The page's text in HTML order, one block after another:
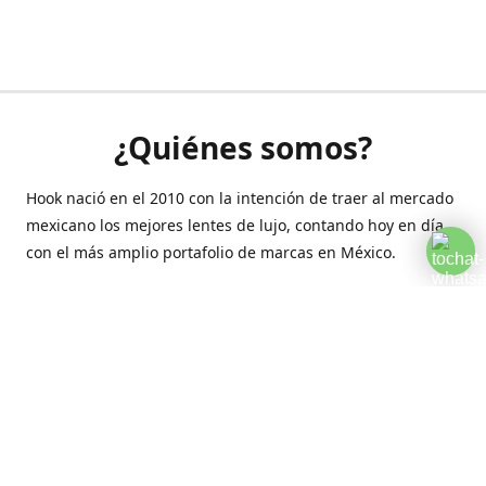
¿Quiénes somos?
Hook nació en el 2010 con la intención de traer al mercado
mexicano los mejores lentes de lujo, contando hoy en día
con el más amplio portafolio de marcas en México.